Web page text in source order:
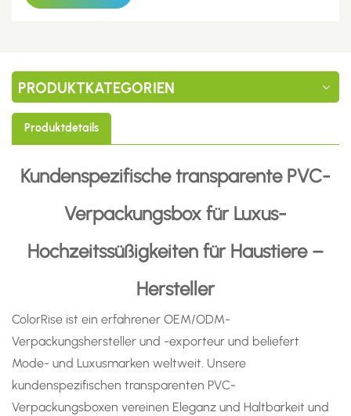
PRODUKTKATEGORIEN
Produktdetails
Kundenspezifische transparente PVC-
Verpackungsbox für Luxus-
Hochzeitssüßigkeiten für Haustiere –
Hersteller
ColorRise ist ein erfahrener OEM/ODM-
Verpackungshersteller und -exporteur und beliefert
Mode- und Luxusmarken weltweit. Unsere
kundenspezifischen transparenten PVC-
Verpackungsboxen vereinen Eleganz und Haltbarkeit und